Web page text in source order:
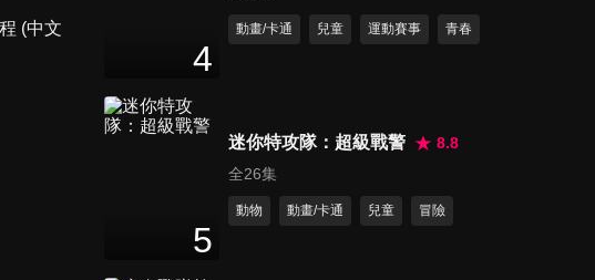
14分鐘
14 分鐘
4
動畫/卡通 兒童 運動賽事 青春
5
迷你特攻隊：超級戰警
8.8
全26集
動物 動畫/卡通 兒童 冒險